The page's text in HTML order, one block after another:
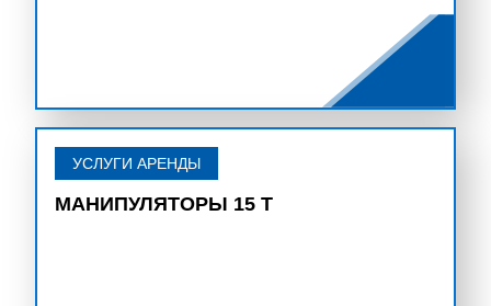
УСЛУГИ АРЕНДЫ
МАНИПУЛЯТОРЫ 15 Т